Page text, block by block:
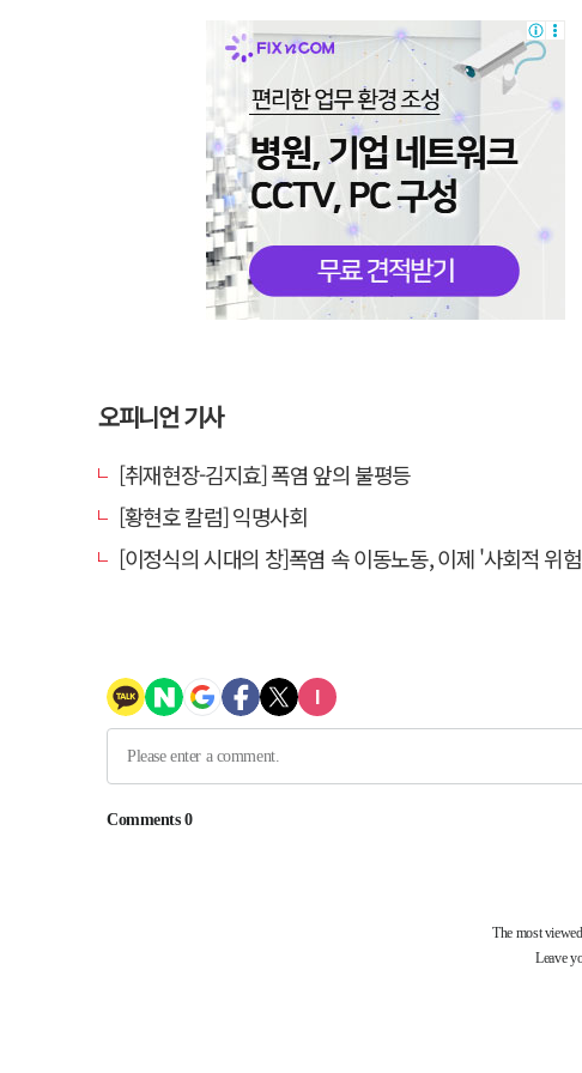
오피니언 기사
[취재현장-김지효] 폭염 앞의 불평등
[황현호 칼럼] 익명사회
[이정식의 시대의 창]폭염 속 이동노동, 이제 '사회적 위험 관리'로 전환할 때